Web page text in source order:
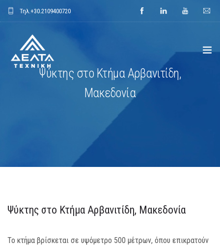
Τηλ.+30.2109400720
ΝΕΑ
MEDIA
Ψύκτης στο Κτήμα Αρβανιτίδη,
Μακεδονία
Ψύκτης στο Κτήμα Αρβανιτίδη, Μακεδονία
Το κτήμα βρίσκεται σε υψόμετρο 500 μέτρων, όπου επικρατούν